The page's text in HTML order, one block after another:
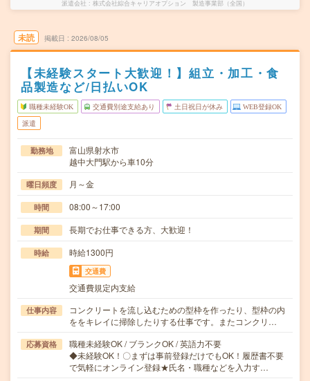
派遣会社 株式会社綜合キャリアオプション 製造事業部（全国）
未読 掲載日 2026/08/05
【未経験スタート大歓迎！】組立・加工・食
品製造など/日払いOK
職種未経験OK 交通費別途支給あり 土日祝日が休み WEB登録OK
派遣
勤務地
富山県射水市
越中大門駅から車10分
曜日頻度 月～金
時間 08:00～17:00
期間 長期でお仕事できる方、大歓迎！
時給 時給1300円
交通費
交通費規定内支給
仕事内容
コンクリートを流し込むための型枠を作ったり、型枠の内
ををキレイに掃除したりする仕事です。またコンクリ…
応募資格
職種未経験OK / ブランクOK / 英語力不要
◆未経験OK！〇まずは事前登録だけでもOK！履歴書不要
で気軽にオンライン登録★氏名・職種などを入力す…